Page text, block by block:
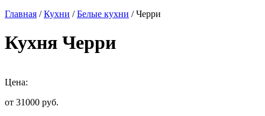
Главная /Кухни /Белые кухни / Черри
Кухня Черри
Цена:
от 31000 руб.